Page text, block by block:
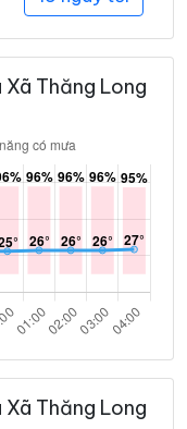
Thăng Long
Thăng Long